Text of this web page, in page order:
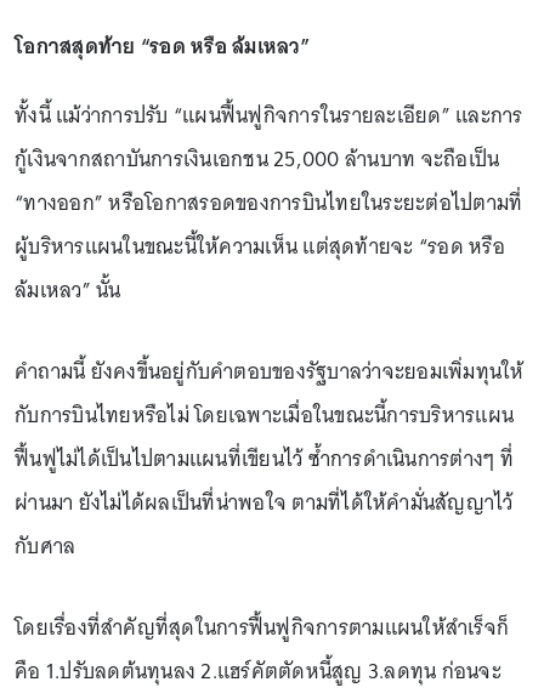
โอกาสสุดท้าย “รอด หรือ ล้มเหลว”
ทั้งนี้ แม้ว่าการปรับ “แผนฟื้นฟูกิจการในรายละเอียด” และการ
กู้เงินจากสถาบันการเงินเอกชน 25,000 ล้านบาท จะถือเป็น
“ทางออก” หรือโอกาสรอดของการบินไทยในระยะต่อไปตามที่
ผู้บริหารแผนในขณะนี้ให้ความเห็น แต่สุดท้ายจะ “รอด หรือ
ล้มเหลว” นั้น
คำถามนี้ ยังคงขึ้นอยู่กับคำตอบของรัฐบาลว่าจะยอมเพิ่มทุนให้
กับการบินไทยหรือไม่ โดยเฉพาะเมื่อในขณะนี้การบริหารแผน
ฟื้นฟูไม่ได้เป็นไปตามแผนที่เขียนไว้ ซ้ำการดำเนินการต่างๆ ที่
ผ่านมา ยังไม่ได้ผลเป็นที่น่าพอใจ ตามที่ได้ให้คำมั่นสัญญาไว้
กับศาล
โดยเรื่องที่สำคัญที่สุดในการฟื้นฟูกิจการตามแผนให้สำเร็จก็
คือ 1.ปรับลดต้นทุนลง 2.แฮร์คัตตัดหนี้สูญ 3.ลดทุน ก่อนจะ